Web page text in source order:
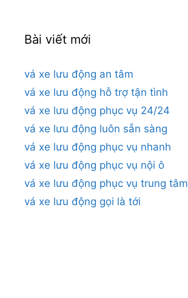
Bài viết mới
vá xe lưu động an tâm
vá xe lưu động hỗ trợ tận tình
vá xe lưu động phục vụ 24/24
vá xe lưu động luôn sẵn sàng
vá xe lưu động phục vụ nhanh
vá xe lưu động phục vụ nội ô
vá xe lưu động phục vụ trung tâm
vá xe lưu động gọi là tới